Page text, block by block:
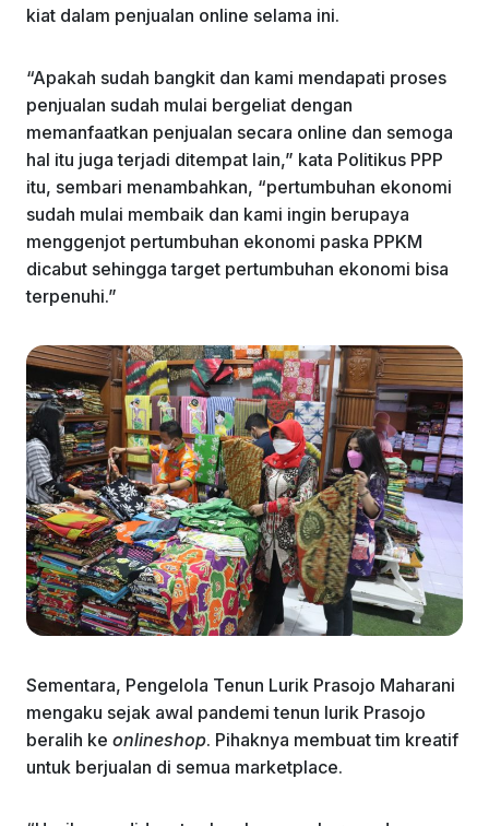
kiat dalam penjualan online selama ini.
“Apakah sudah bangkit dan kami mendapati proses
penjualan sudah mulai bergeliat dengan
memanfaatkan penjualan secara online dan semoga
hal itu juga terjadi ditempat lain,” kata Politikus PPP
itu, sembari menambahkan, “pertumbuhan ekonomi
sudah mulai membaik dan kami ingin berupaya
menggenjot pertumbuhan ekonomi paska PPKM
dicabut sehingga target pertumbuhan ekonomi bisa
terpenuhi.”
Sementara, Pengelola Tenun Lurik Prasojo Maharani
mengaku sejak awal pandemi tenun lurik Prasojo
beralih ke onlineshop. Pihaknya membuat tim kreatif
untuk berjualan di semua marketplace.